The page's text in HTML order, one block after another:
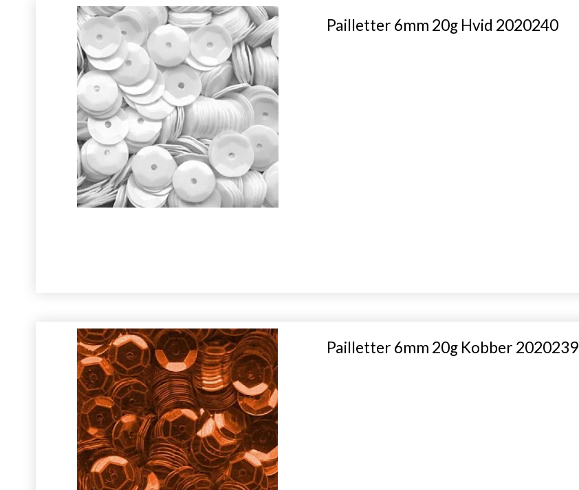
Pailletter 6mm 20g Hvid 2020240
Pailletter 6mm 20g Kobber 2020239